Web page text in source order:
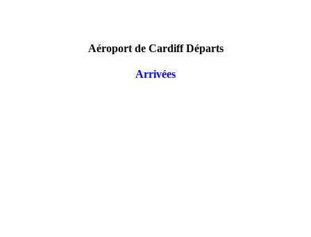
Aéroport de Cardiff Départs
Arrivées